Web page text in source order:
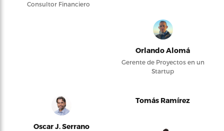
Consultor Financiero
Orlando Alomá
Gerente de Proyectos en un
Startup
Oscar J. Serrano
Tomás Ramírez